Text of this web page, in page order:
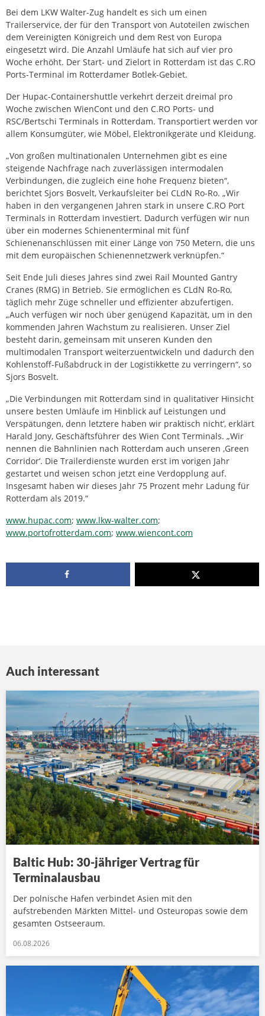
Bei dem LKW Walter-Zug handelt es sich um einen
Trailerservice, der für den Transport von Autoteilen zwischen
dem Vereinigten Königreich und dem Rest von Europa
eingesetzt wird. Die Anzahl Umläufe hat sich auf vier pro
Woche erhöht. Der Start- und Zielort in Rotterdam ist das C.RO
Ports-Terminal im Rotterdamer Botlek-Gebiet.
Der Hupac-Containershuttle verkehrt derzeit dreimal pro
Woche zwischen WienCont und den C.RO Ports- und
RSC/Bertschi Terminals in Rotterdam. Transportiert werden vor
allem Konsumgüter, wie Möbel, Elektronikgeräte und Kleidung.
„Von großen multinationalen Unternehmen gibt es eine
steigende Nachfrage nach zuverlässigen intermodalen
Verbindungen, die zugleich eine hohe Frequenz bieten“,
berichtet Sjors Bosvelt, Verkaufsleiter bei CLdN Ro-Ro. „Wir
haben in den vergangenen Jahren stark in unsere C.RO Port
Terminals in Rotterdam investiert. Dadurch verfügen wir nun
über ein modernes Schienenterminal mit fünf
Schienenanschlüssen mit einer Länge von 750 Metern, die uns
mit dem europäischen Schienennetzwerk verknüpfen.“
Seit Ende Juli dieses Jahres sind zwei Rail Mounted Gantry
Cranes (RMG) in Betrieb. Sie ermöglichen es CLdN Ro-Ro,
täglich mehr Züge schneller und effizienter abzufertigen.
„Auch verfügen wir noch über genügend Kapazität, um in den
kommenden Jahren Wachstum zu realisieren. Unser Ziel
besteht darin, gemeinsam mit unseren Kunden den
multimodalen Transport weiterzuentwickeln und dadurch den
Kohlenstoff-Fußabdruck in der Logistikkette zu verringern“, so
Sjors Bosvelt.
„Die Verbindungen mit Rotterdam sind in qualitativer Hinsicht
unsere besten Umläufe im Hinblick auf Leistungen und
Verspätungen, denn letztere haben wir praktisch nicht‘, erklärt
Harald Jony, Geschäftsführer des Wien Cont Terminals. „Wir
nennen die Bahnlinien nach Rotterdam auch unseren ‚Green
Corridor‘. Die Trailerdienste wurden erst im vorigen Jahr
gestartet und weisen schon jetzt eine Verdopplung auf.
Insgesamt haben wir dieses Jahr 75 Prozent mehr Ladung für
Rotterdam als 2019.“
www.hupac.com; www.lkw-walter.com;
www.portofrotterdam.com; www.wiencont.com
Auch interessant
Baltic Hub: 30-jähriger Vertrag für
Terminalausbau
Der polnische Hafen verbindet Asien mit den
aufstrebenden Märkten Mittel- und Osteuropas sowie dem
gesamten Ostseeraum.
06.08.2026